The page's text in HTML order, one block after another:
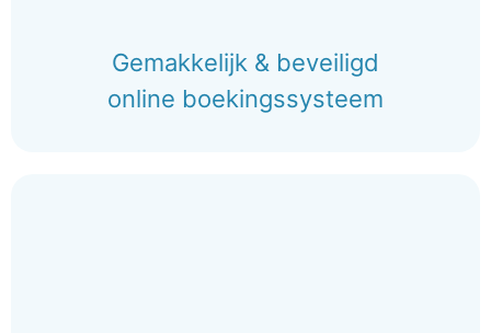
Gemakkelijk & beveiligd
online boekingssysteem